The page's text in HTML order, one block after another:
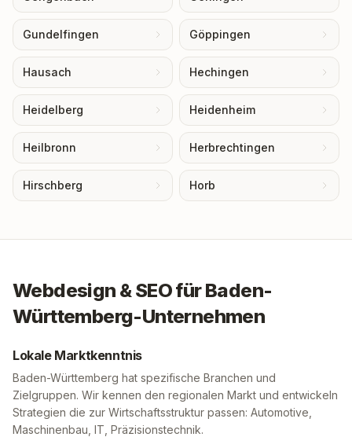
Gundelfingen Göppingen
Hausach Hechingen
Heidelberg Heidenheim
Heilbronn Herbrechtingen
Hirschberg Horb
Webdesign & SEO fürBaden-
Württemberg-Unternehmen
Lokale Marktkenntnis
Baden-Württemberg hat spezifische Branchen und
Zielgruppen. Wir kennen den regionalen Markt und entwickeln
Strategien die zur Wirtschaftsstruktur passen: Automotive,
Maschinenbau, IT, Präzisionstechnik.